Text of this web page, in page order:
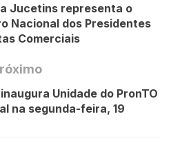
Jucetins representa o
Nacional dos Presidentes
Comerciais
Unidade do PronTO
na segunda-feira, 19